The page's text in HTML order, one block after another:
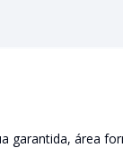
garantida, área